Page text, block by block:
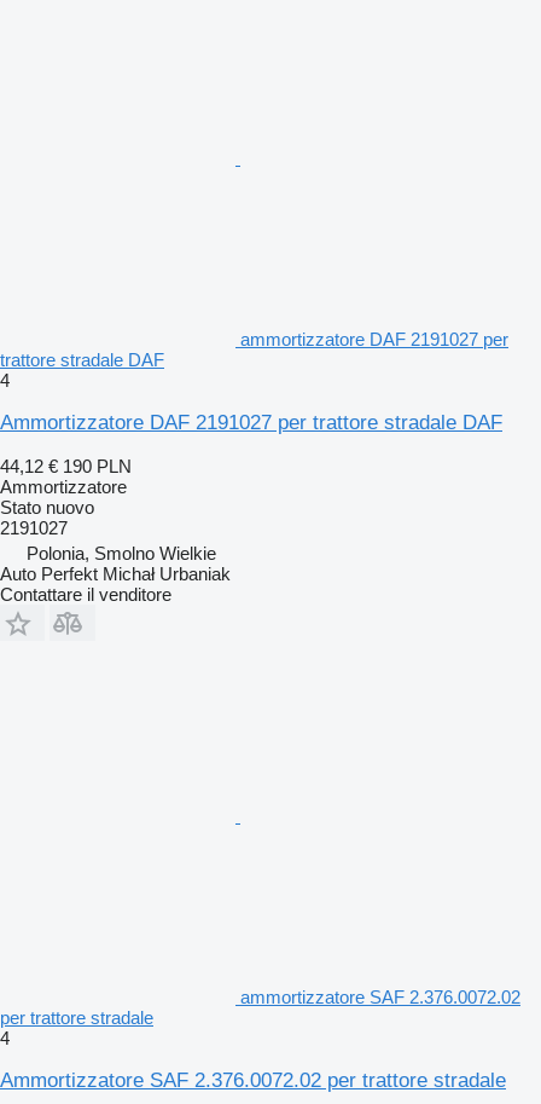
ammortizzatore DAF 2191027 per
trattore stradale DAF
4
Ammortizzatore DAF 2191027 per trattore stradale DAF
44,12 € 190 PLN
Ammortizzatore
Stato nuovo
2191027
Polonia, Smolno Wielkie
Auto Perfekt Michał Urbaniak
Contattare il venditore
ammortizzatore SAF 2.376.0072.02
per trattore stradale
4
Ammortizzatore SAF 2.376.0072.02 per trattore stradale